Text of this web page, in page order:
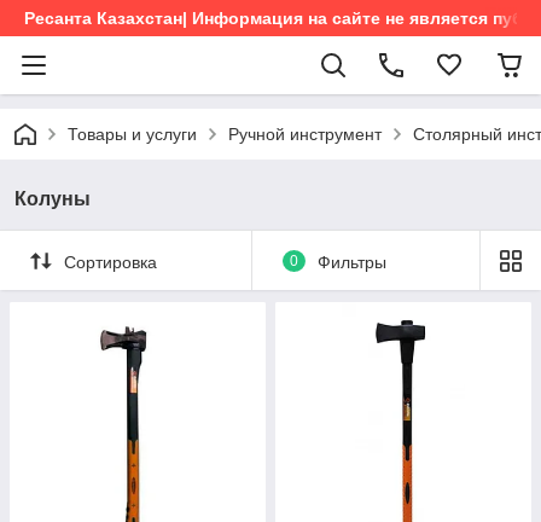
Ресанта Казахстан| Информация на сайте не является
Товары и услуги Ручной инструмент Столярный
Колуны
Сортировка 0 Фильтры